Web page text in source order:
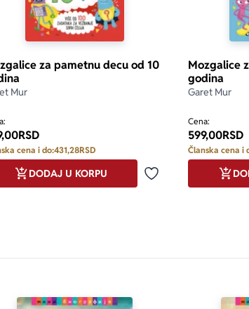
za pametnu decu od 10
Mur
RSD
cena i do:431,28RSD
Dodaj u omiljene
DODAJ U KORPU
Mozgalice
godina
Garet Mur
Cena:
599,00RSD
Članska cena i